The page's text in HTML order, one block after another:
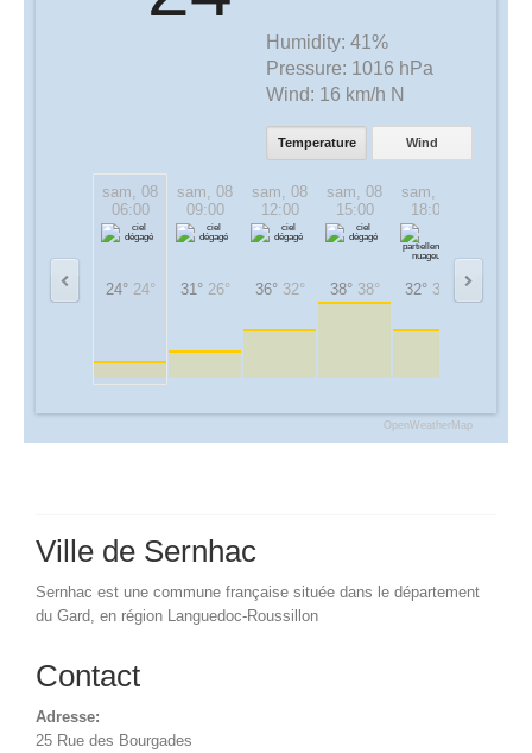
Humidity: 41%
Pressure: 1016 hPa
Wind: 16 km/h N
Temperature Wind
sam, 08
06:00
24° 24°
sam, 08
09:00
31° 26°
sam, 08
12:00
36° 32°
sam, 08
15:00
38° 38°
sam, 08
18:00
32° 32°
OpenWeatherMap
Ville de Sernhac
Sernhac est une commune française située dans le département
du Gard, en région Languedoc-Roussillon
Contact
Adresse:
25 Rue des Bourgades